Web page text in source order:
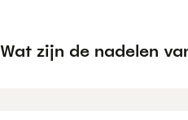
Wat zijn de nadelen